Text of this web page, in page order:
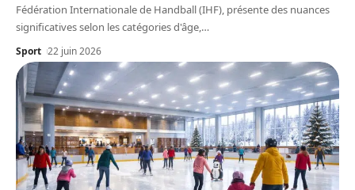
Fédération Internationale de Handball (IHF), présente des nuances
significatives selon les catégories d'âge,…
Sport 22 juin 2026